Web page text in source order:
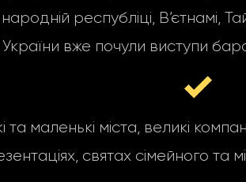
республіці, В’єтнамі,
України вже почули виступи
маленькі міста, великі
святах сімейного та